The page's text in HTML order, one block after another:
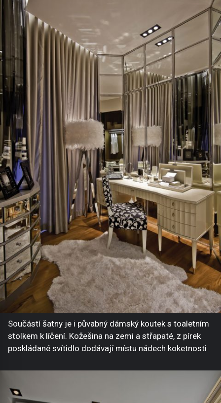
Součástí šatny je i půvabný dámský koutek s toaletním
stolkem k líčení. Kožešina na zemi a střapaté, z pírek
poskládané svítidlo dodávají místu nádech koketnosti